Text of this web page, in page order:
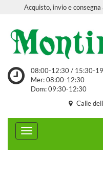
Acquisto, invio e
08:00-12:30 / 15:30-
Mer: 08:00-12:30
Dom: 09:30-12:30
Calle